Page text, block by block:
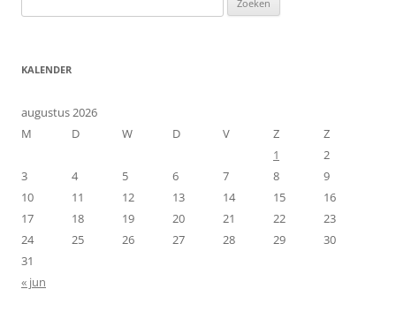
naar:
KALENDER
augustus 2026
M
D W D V Z
Z
1
2
3
4 5 6 7 8
9
10
11 12 13 14 15
16
17
18 19 20 21 22
23
24
25 26 27 28 29
30
31
« jun